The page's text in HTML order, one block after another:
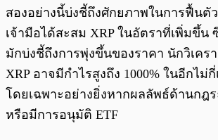
สองอย่างนี้บ่งชี้ถึงศักยภาพในการฟื้น
เจ้ามือได้สะสม XRP ในอัตราที่เพิ่มขึ้น
มักบ่งชี้ถึงการพุ่งขึ้นของราคา นักวิเคร
XRP อาจมีกำไรสูงถึง 1000% ในอีกไม่
โดยเฉพาะอย่างยิ่งหากผลลัพธ์ด้านกฎร
หรือมีการอนุมัติ ETF